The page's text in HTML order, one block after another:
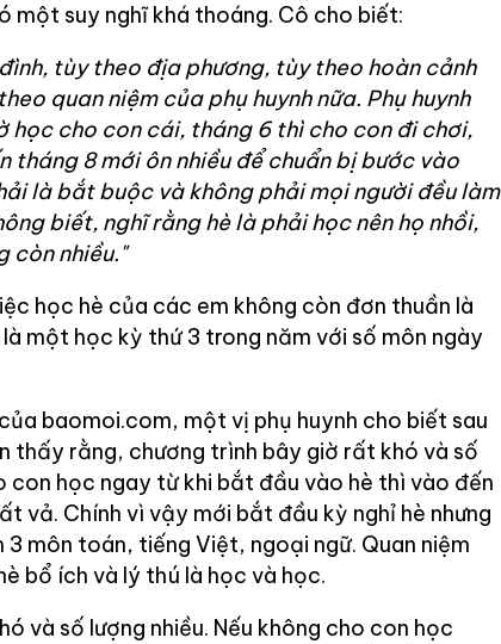
một suy nghĩ khá thoáng. Cô cho biết:
tùy theo địa phương, tùy theo hoàn cảnh
quan niệm của phụ huynh nữa. Phụ huynh
cho con cái, tháng 6 thì cho con đi chơi,
tháng 8 mới ôn nhiều để chuẩn bị bước vào
là bắt buộc và không phải mọi người đều làm
biết, nghĩ rằng hè là phải học nên họ nhồi,
còn nhiều."
học hè của các em không còn đơn thuần là
một học kỳ thứ 3 trong năm với số môn ngày
baomoi.com, một vị phụ huynh cho biết sau
thấy rằng, chương trình bây giờ rất khó và số
con học ngay từ khi bắt đầu vào hè thì vào đến
vả. Chính vì vậy mới bắt đầu kỳ nghỉ hè nhưng
môn toán, tiếng Việt, ngoại ngữ. Quan niệm
bổ ích và lý thú là học và học.
và số lượng nhiều. Nếu không cho con học